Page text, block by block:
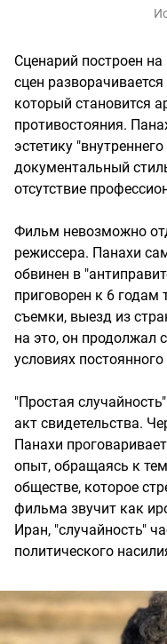
Сценарий построен
сцен
который становится
противостояния.
эстетику
документальный
отсутствие
Фильм невозможно
режиссера. Панахи
обвинен в
приговорен к 6
съемки, выезд из
на это, он продолжал
условиях
"Простая
акт свидетельства.
Панахи
опыт, обращаясь к
обществе, которое
фильма звучит как
Иран, "случайность"
политического